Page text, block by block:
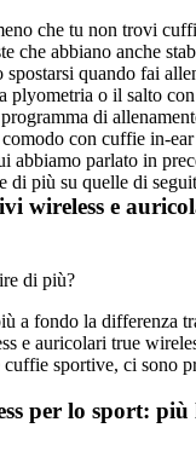
che tu non trovi
che abbiano anche
quando fai
plyometria o il salto
di
con cuffie in-
abbiamo parlato in
di più su quelle di
wireless e
di più?
a fondo la differenza
e auricolari true
cuffie sportive, ci sono
per lo sport: